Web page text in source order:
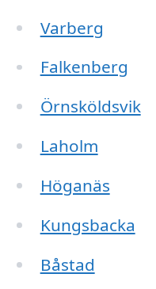
Varberg
Falkenberg
Örnsköldsvik
Laholm
Höganäs
Kungsbacka
Båstad